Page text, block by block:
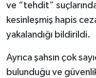
ve “tehdit”
kesinleşmiş hapis
yakalandığı bildirildi.
Ayrıca şahsın çok
bulunduğu ve